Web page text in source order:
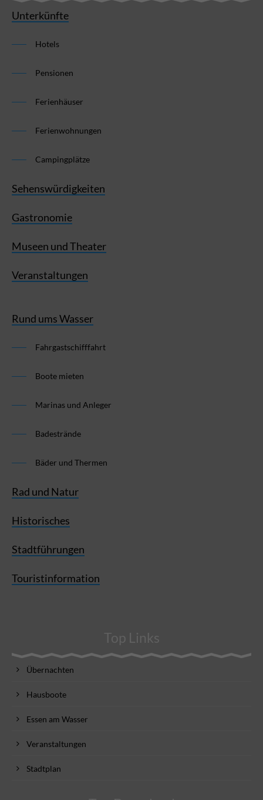
Unterkünfte
Hotels
Pensionen
Ferienhäuser
Ferienwohnungen
Campingplätze
Sehenswürdigkeiten
Gastronomie
Museen und Theater
Veranstaltungen
Rund ums Wasser
Fahrgastschifffahrt
Boote mieten
Marinas und Anleger
Badestrände
Bäder und Thermen
Rad und Natur
Historisches
Stadtführungen
Touristinformation
Top Links
Übernachten
Hausboote
Essen am Wasser
Veranstaltungen
Stadtplan